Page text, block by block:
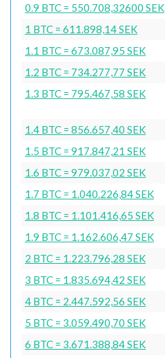
0.9 BTC = 550.708,32600 SEK
1 BTC = 611.898,14 SEK
1.1 BTC = 673.087,95 SEK
1.2 BTC = 734.277,77 SEK
1.3 BTC = 795.467,58 SEK
1.4 BTC = 856.657,40 SEK
1.5 BTC = 917.847,21 SEK
1.6 BTC = 979.037,02 SEK
1.7 BTC = 1.040.226,84 SEK
1.8 BTC = 1.101.416,65 SEK
1.9 BTC = 1.162.606,47 SEK
2 BTC = 1.223.796,28 SEK
3 BTC = 1.835.694,42 SEK
4 BTC = 2.447.592,56 SEK
5 BTC = 3.059.490,70 SEK
6 BTC = 3.671.388,84 SEK